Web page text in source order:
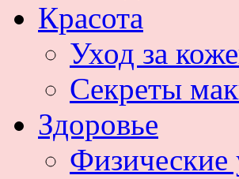
Красота
Уход за
Секреты
Здоровье